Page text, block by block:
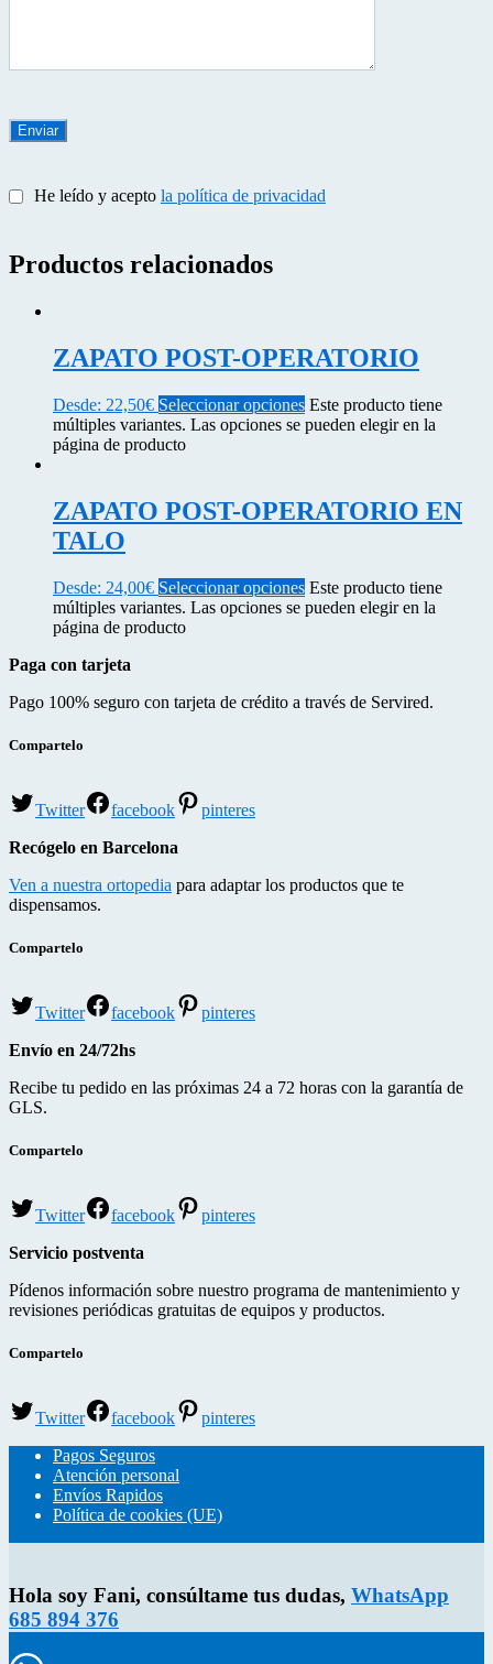
He leído y acepto la política de privacidad
Productos relacionados
ZAPATO POST-OPERATORIO
Desde: 22,50€ Seleccionar opciones Este producto tiene
múltiples variantes. Las opciones se pueden elegir en la
página de producto
ZAPATO POST-OPERATORIO EN
TALO
Desde: 24,00€ Seleccionar opciones Este producto tiene
múltiples variantes. Las opciones se pueden elegir en la
página de producto
Paga con tarjeta
Pago 100% seguro con tarjeta de crédito a través de Servired.
Compartelo
Twitter facebook
pinteres
Recógelo en Barcelona
Ven a nuestra ortopedia para adaptar los productos que te
dispensamos.
Compartelo
Twitter facebook
pinteres
Envío en 24/72hs
Recibe tu pedido en las próximas 24 a 72 horas con la garantía de
GLS.
Compartelo
Twitter facebook
pinteres
Servicio postventa
Pídenos información sobre nuestro programa de mantenimiento y
revisiones periódicas gratuitas de equipos y productos.
Compartelo
Twitter facebook
pinteres
Pagos Seguros
Atención personal
Envíos Rapidos
Política de cookies (UE)
Hola soy Fani, consúltame tus dudas, WhatsApp
685 894 376